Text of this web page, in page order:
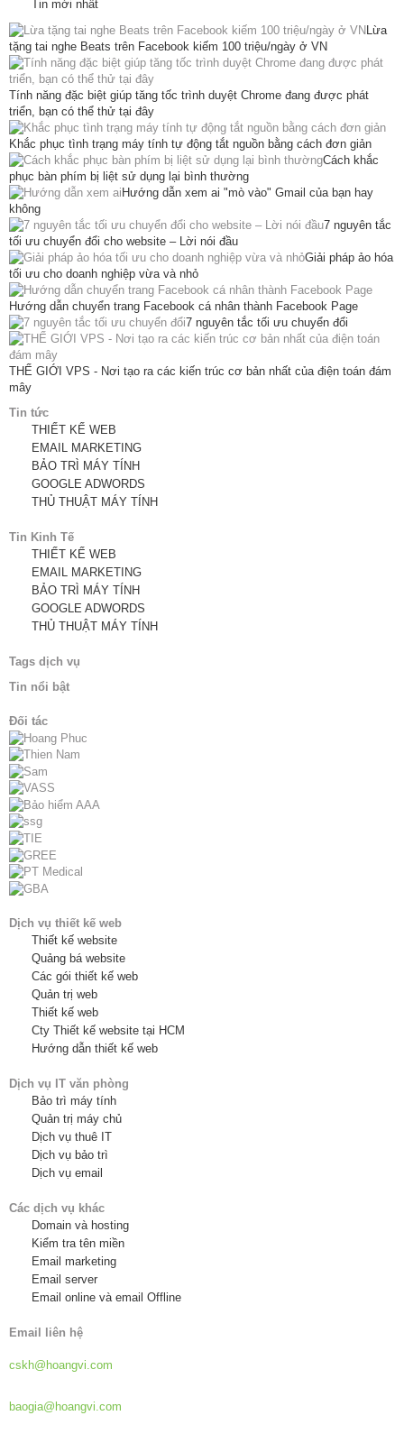
Tin mới nhất
Lừa
tặng tai nghe Beats trên Facebook kiếm 100 triệu/ngày ở VN
Tính năng đặc biệt giúp tăng tốc trình duyệt Chrome đang được phát
triển, bạn có thể thử tại đây
Khắc phục tình trạng máy tính tự động tắt nguồn bằng cách đơn giản
Cách khắc
phục bàn phím bị liệt sử dụng lại bình thường
Hướng dẫn xem ai "mò vào" Gmail của bạn hay
không
7 nguyên tắc
tối ưu chuyển đổi cho website – Lời nói đầu
Giải pháp ảo hóa
tối ưu cho doanh nghiệp vừa và nhỏ
Hướng dẫn chuyển trang Facebook cá nhân thành Facebook Page
7 nguyên tắc tối ưu chuyển đổi
THẾ GIỚI VPS - Nơi tạo ra các kiến trúc cơ bản nhất của điện toán đám
mây
Tin tức
THIẾT KẾ WEB
EMAIL MARKETING
BẢO TRÌ MÁY TÍNH
GOOGLE ADWORDS
THỦ THUẬT MÁY TÍNH
Tin Kinh Tế
THIẾT KẾ WEB
EMAIL MARKETING
BẢO TRÌ MÁY TÍNH
GOOGLE ADWORDS
THỦ THUẬT MÁY TÍNH
Tags dịch vụ
Tin nổi bật
Đối tác
Dịch vụ thiết kế web
Thiết kế website
Quảng bá website
Các gói thiết kế web
Quản trị web
Thiết kế web
Cty Thiết kế website tại HCM
Hướng dẫn thiết kế web
Dịch vụ IT văn phòng
Bảo trì máy tính
Quản trị máy chủ
Dịch vụ thuê IT
Dịch vụ bảo trì
Dịch vụ email
Các dịch vụ khác
Domain và hosting
Kiểm tra tên miền
Email marketing
Email server
Email online và email Offline
Email liên hệ
cskh@hoangvi.com
baogia@hoangvi.com